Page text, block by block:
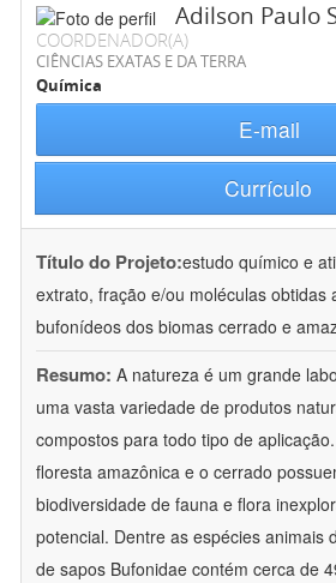
Adilson Paulo
COORDENADOR(A)
CIÊNCIAS EXATAS E DA TERRA
Química
E-mail
Currículo
Título do Projeto:estudo químico e
extrato, fração e/ou moléculas obtidas
bufonídeos dos biomas cerrado e
Resumo: A natureza é um grande
uma vasta variedade de produtos
compostos para todo tipo de
floresta amazônica e o cerrado
biodiversidade de fauna e flora
potencial. Dentre as espécies animais
de sapos Bufonidae contém cerca de